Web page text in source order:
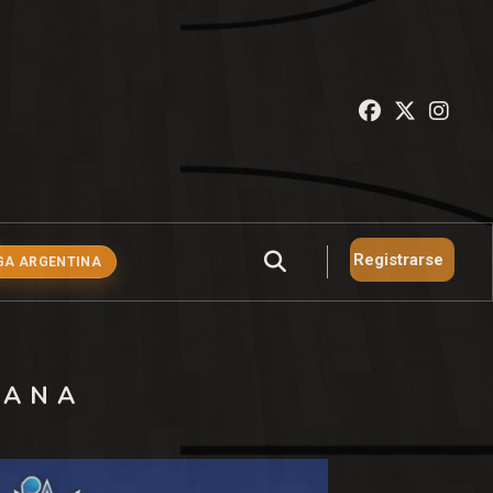
ARGENTINA Registrarse